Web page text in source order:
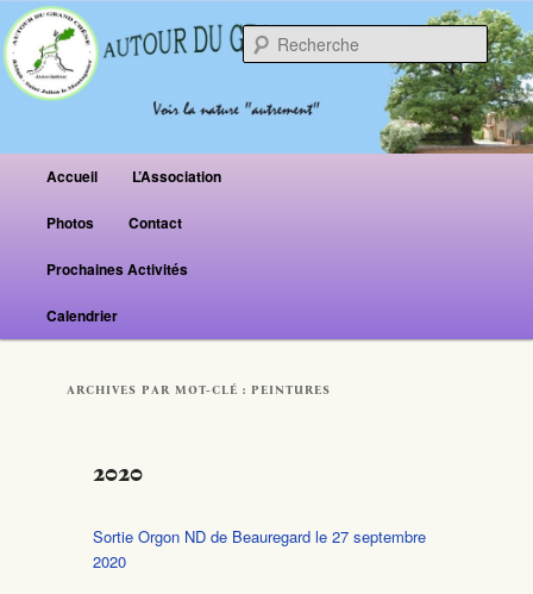
Menu principal
Aller au contenu principal
Aller au contenu secondaire
Accueil L’Association
Photos Contact
Prochaines Activités
Calendrier
ARCHIVES PAR MOT-CLÉ :PEINTURES
2020
Sortie Orgon ND de Beauregard le 27 septembre
2020